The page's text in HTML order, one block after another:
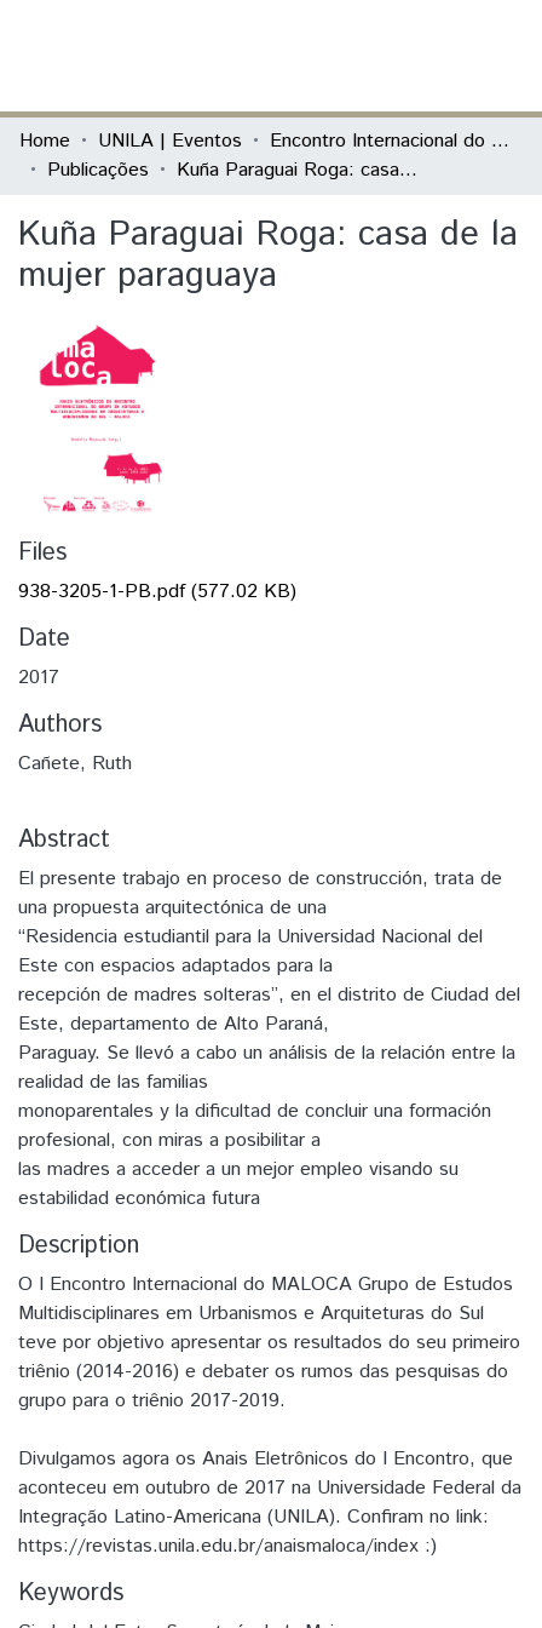
Communities & Collections
All of DSpace
Statistics
Home UNILA | Eventos
Encontro Internacional do MALOCA
Publicações
Kuña Paraguai Roga: casa de la mujer paraguaya
Kuña Paraguai Roga: casa de la
mujer paraguaya
Files
938-3205-1-PB.pdf(577.02 KB)
Date
2017
Authors
Cañete, Ruth
Abstract
El presente trabajo en proceso de construcción, trata de
una propuesta arquitectónica de una
“Residencia estudiantil para la Universidad Nacional del
Este con espacios adaptados para la
recepción de madres solteras”, en el distrito de Ciudad del
Este, departamento de Alto Paraná,
Paraguay. Se llevó a cabo un análisis de la relación entre la
realidad de las familias
monoparentales y la dificultad de concluir una formación
profesional, con miras a posibilitar a
las madres a acceder a un mejor empleo visando su
estabilidad económica futura
Description
O I Encontro Internacional do MALOCA Grupo de Estudos
Multidisciplinares em Urbanismos e Arquiteturas do Sul
teve por objetivo apresentar os resultados do seu primeiro
triênio (2014-2016) e debater os rumos das pesquisas do
grupo para o triênio 2017-2019.
Divulgamos agora os Anais Eletrônicos do I Encontro, que
aconteceu em outubro de 2017 na Universidade Federal da
Integração Latino-Americana (UNILA). Confiram no link:
https://revistas.unila.edu.br/anaismaloca/index :)
Keywords